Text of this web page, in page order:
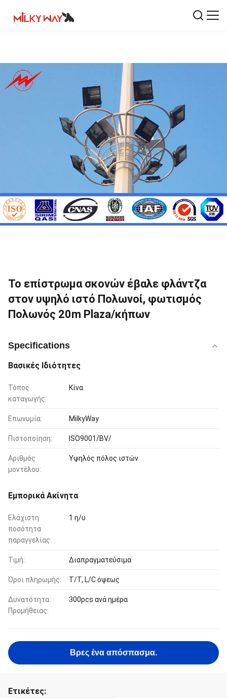
Το επίστρωμα σκονών έβαλε φλάντζα
στον υψηλό ιστό Πολωνοί, φωτισμός
Πολωνός 20m Plaza/κήπων
Specifications
Βασικές Ιδιότητες
Τόπος
καταγωγής:
Κίνα
Επωνυμία: MilkyWay
Πιστοποίηση: ISO9001/BV/
Αριθμός
μοντέλου:
Υψηλός πόλος ιστών
Εμπορικά Ακίνητα
Ελάχιστη
ποσότητα
παραγγελίας:
1 η/υ
Τιμή: Διαπραγματεύσιμα
Όροι πληρωμής: T/T, L/C όψεως
Δυνατότητα
Προμήθειας:
300pcs ανά ημέρα
Βρες ένα απόσπασμα.
Ετικέτες: